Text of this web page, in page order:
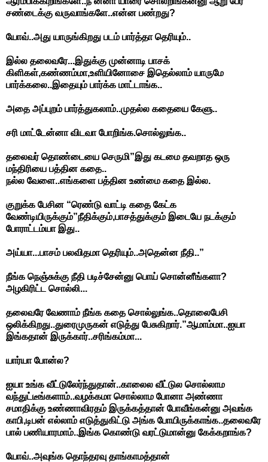
சண்டைக்கு வருவாங்களே..என்ன பண்றது?
யோவ்..அது யாருங்கிறது படம் பார்த்தா தெரியும்..
இல்ல தலைவரே...இதுக்கு முன்னாடி பாசக்
கிளிகள்,கண்ணம்மா,உளியினோசை இதெல்லாம் யாருமே
பார்க்கலை..இதையும் பார்க்க மாட்டாங்க..
அதை அப்புறம் பார்த்துகலாம்..முதல்ல கதையை கேளு..
சரி மாட்டேன்னா விடவா போறிங்க.சொல்லுங்க..
தலைவர் தொண்டையை செருமி”இது கடமை தவறாத ஒரு
மந்திரியை பத்தின கதை..
நல்ல வேளை..எங்களை பத்தின உண்மை கதை இல்ல.
குறுக்க பேசின “ரெண்டு வாட்டி கதை கேட்க
வேண்டியிருக்கும்”நீதிக்கும்,பாசத்துக்கும் இடையே நடக்கும்
போராட்டம்யா இது..
அய்யா...பாசம் பலவிதமா தெரியும்..அதென்ன நீதி..”
நீங்க நெஞ்சுக்கு நீதி படிச்சேன்னு பொய் சொன்னீங்களா?
அழகிரிட்ட சொல்லி...
தலைவரே வேணாம் நீங்க கதை சொல்லுங்க..தொலைபேசி
ஒலிக்கிறது..துரைமுருகன் எடுத்து பேசுகிறார்.”ஆமாம்மா..ஐயா
இங்கதான் இருக்கார்..சரிங்கம்மா...
யார்யா போன்ல?
ஐயா உங்க வீட்டுலேர்ந்துதான்..காலைல வீட்டுல சொல்லாம
வந்துட்டீங்களாம்..வழக்கமா சொல்லாம போனா அண்ணா
சமாதிக்கு உண்ணாவிரதம் இருக்கத்தான் போவீங்கன்னு அவங்க
காபி,டிபன் எல்லாம் எடுத்துகிட்டு அங்க போயிருக்காங்க..தலைவரே
பால் பணியாரமாம்..இங்க கொண்டு வரட்டுமான்னு கேக்கறாங்க?
யோவ்..அவுங்க தொந்தரவு தாங்காமத்தான்